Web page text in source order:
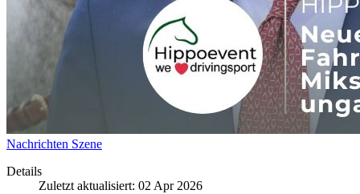
Nachrichten Szene
Details
Zuletzt aktualisiert: 02 Apr 2026